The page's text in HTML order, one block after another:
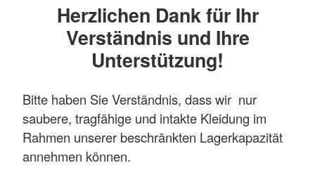
Herzlichen Dank für Ihr
Verständnis und Ihre
Unterstützung!
Bitte haben Sie Verständnis, dass wir nur
saubere, tragfähige und intakte Kleidung im
Rahmen unserer beschränkten Lagerkapazität
annehmen können.